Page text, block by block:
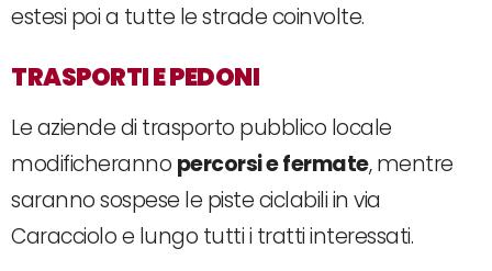
estesi poi a tutte le strade coinvolte.
TRASPORTI E PEDONI
Le aziende di trasporto pubblico locale
modificheranno percorsi e fermate, mentre
saranno sospese le piste ciclabili in via
Caracciolo e lungo tutti i tratti interessati.